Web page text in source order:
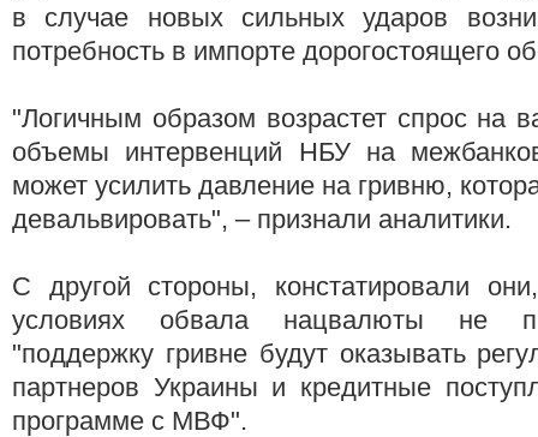
в случае новых сильных ударов
потребность в импорте дорогостоящего
"Логичным образом возрастет спрос на
объемы интервенций НБУ на
может усилить давление на гривню,
девальвировать", – признали аналитики.
С другой стороны, констатировали
условиях обвала нацвалюты не
"поддержку гривне будут оказывать
партнеров Украины и кредитные
программе с МВФ".